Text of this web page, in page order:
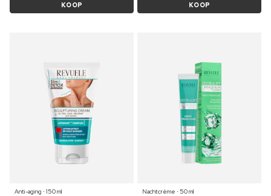
KOOP KOOP
Anti-aging ⋅ 150 ml
Nachtcrème ⋅ 50 ml